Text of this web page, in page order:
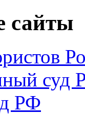
сайты
суд
РФ